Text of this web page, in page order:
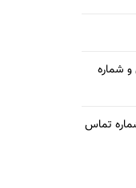
و شماره
تماس